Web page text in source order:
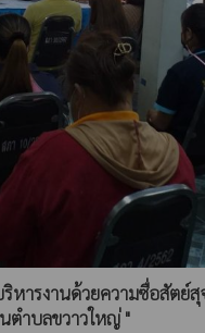
หารงานด้วยความซื่อสัตย์
ตำบลขวาวใหญ่ "